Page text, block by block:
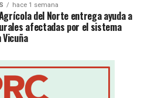
hace 1 semana
del Norte entrega ayuda a
afectadas por el sistema